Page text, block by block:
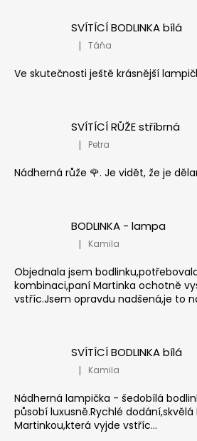
SVÍTÍCÍ BODLINKA bílá
Hodnocení produktu je 5
| Táňa
Ve skutečnosti ještě krásnější
SVÍTÍCÍ RŮŽE stříbrná
Hodnocení produktu je 5
| Petra
Nádherná růže 🌹. Je vidět, že je
BODLINKA - lampa
Hodnocení produktu je 5
| Kamila
Objednala jsem
kombinaci,paní Martinka ochotně
vstříc.Jsem opravdu nadšená,je to
SVÍTÍCÍ BODLINKA bílá
Hodnocení produktu je 5
| Kamila
Nádherná lampička - šedobílá
působí luxusně.Rychlé
Martinkou,která vyjde vstříc...